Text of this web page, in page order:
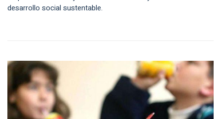
desarrollo social sustentable.